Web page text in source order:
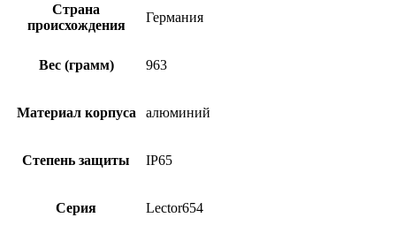
MEWHA6Страна
происхождения
Германия
Вес (грамм) 963
Материал корпуса алюминий
Степень защиты IP65
Серия Lector654